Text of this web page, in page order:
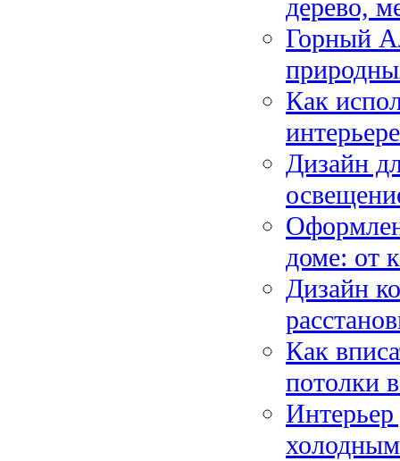
дерево,
Горный
Как
Дизайн
доме: от
Дизайн
Как
потолки